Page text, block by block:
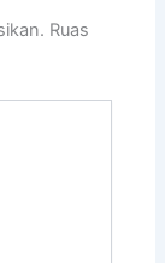
Ruas